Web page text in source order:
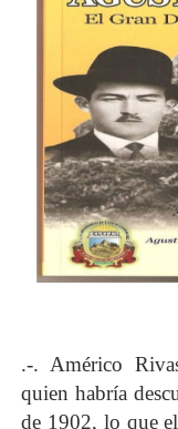
.-. Américo
quien habría
de 1902, lo que